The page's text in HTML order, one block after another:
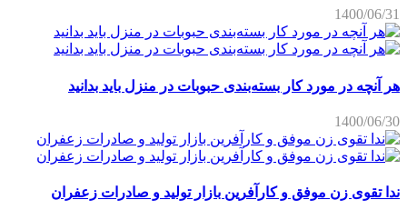
1400/06/31
هر آنچه در مورد کار بسته‌بندی حبوبات در منزل باید بدانید
1400/06/30
ندا تقوی زن موفق و کارآفرین بازار تولید و صادرات زعفران